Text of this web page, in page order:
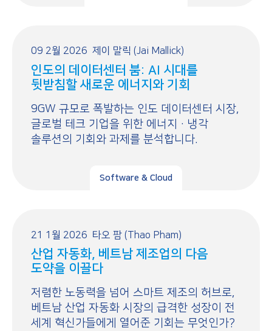
09 2월 2026 제이 말릭 (Jai Mallick)
인도의 데이터센터 붐: AI 시대를
뒷받침할 새로운 에너지와 기회
9GW 규모로 폭발하는 인도 데이터센터 시장,
글로벌 테크 기업을 위한 에너지·냉각
솔루션의 기회와 과제를 분석합니다.
Software & Cloud
21 1월 2026 타오 팜 (Thao Pham)
산업 자동화, 베트남 제조업의 다음
도약을 이끌다
저렴한 노동력을 넘어 스마트 제조의 허브로,
베트남 산업 자동화 시장의 급격한 성장이 전
세계 혁신가들에게 열어준 기회는 무엇인가?